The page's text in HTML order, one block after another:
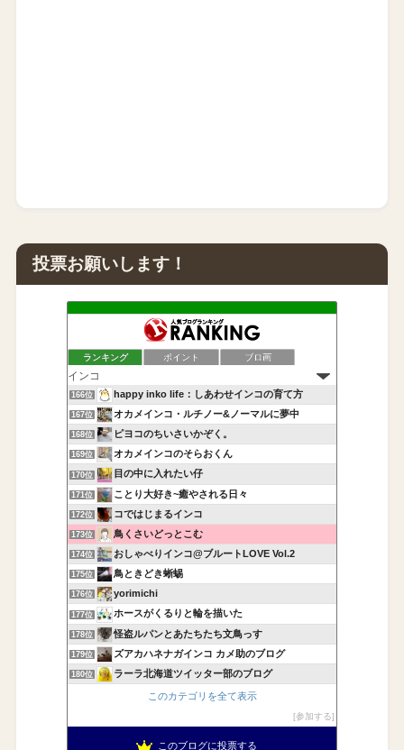
投票お願いします！
ランキング ポイント ブロ画
166位 happy inko life：しあわせインコの育て方
167位 オカメインコ・ルチノー&ノーマルに夢中
168位 ピヨコのちいさいかぞく。
169位 オカメインコのそらおくん
170位 目の中に入れたい仔
171位 ことり大好き~癒やされる日々
172位 コではじまるインコ
173位 鳥くさいどっとこむ
174位 おしゃべりインコ@ブルートLOVE Vol.2
175位 鳥ときどき蜥蜴
176位 yorimichi
177位 ホースがくるりと輪を描いた
178位 怪盗ルパンとあたちたち文鳥っす
179位 ズアカハネナガインコ カメ助のブログ
180位 ラーラ北海道ツイッター部のブログ
このカテゴリを全て表示
参加する
このブログに投票する